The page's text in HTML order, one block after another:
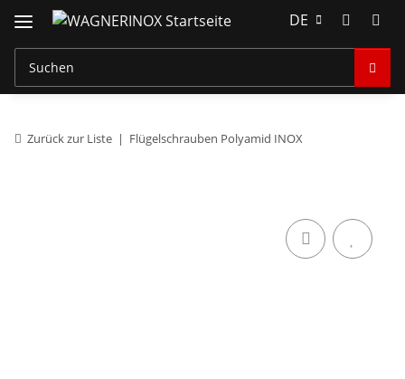
DE
Zurück zur Liste Flügelschrauben Polyamid INOX